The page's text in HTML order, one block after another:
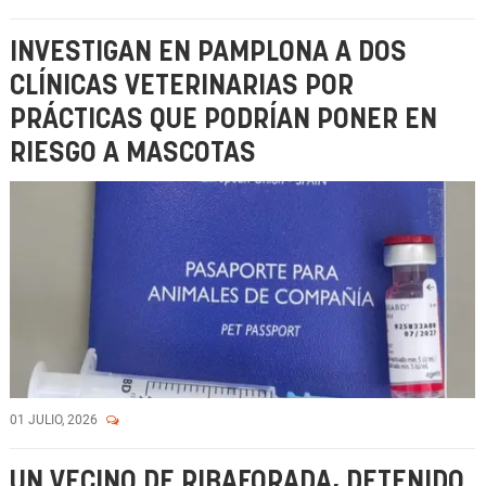
INVESTIGAN EN PAMPLONA A DOS
CLÍNICAS VETERINARIAS POR
PRÁCTICAS QUE PODRÍAN PONER EN
RIESGO A MASCOTAS
01 JULIO, 2026